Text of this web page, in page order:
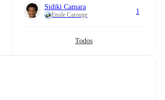
Sidiki Camara
Etoile Carouge 1
Todos